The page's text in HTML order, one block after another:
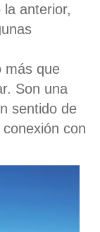
anterior,
más que
Son una
sentido de
con